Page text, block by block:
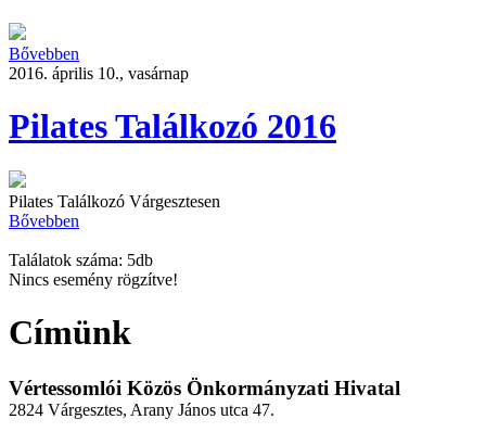
Bővebben
2016. április 10., vasárnap
Pilates Találkozó 2016
Pilates Találkozó Várgesztesen
Bővebben
Találatok száma: 5db
Nincs esemény rögzítve!
Címünk
Vértessomlói Közös Önkormányzati Hivatal
2824 Várgesztes, Arany János utca 47.